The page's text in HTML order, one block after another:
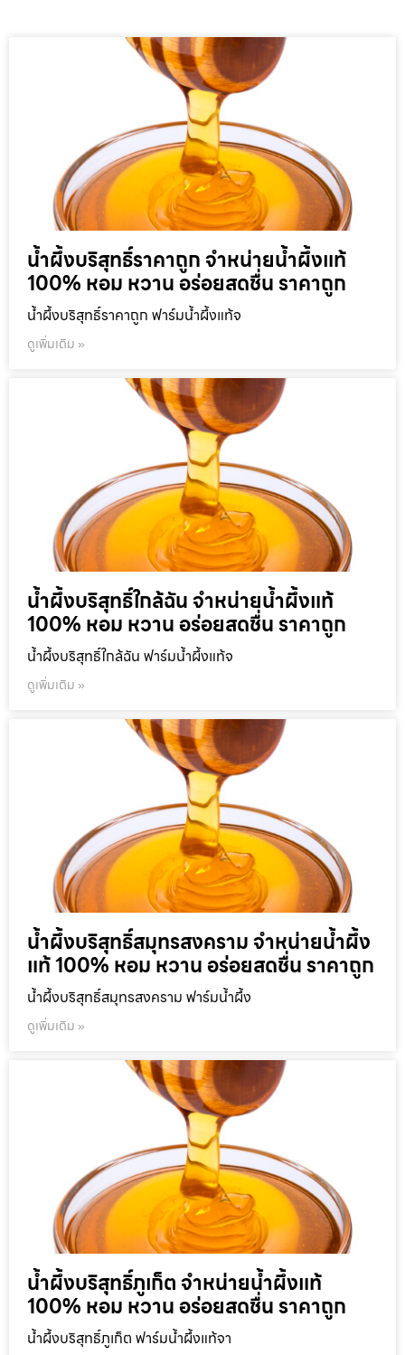
น้ำผึ้งบริสุทธิ์ราคาถูก จำหน่ายน้ำผึ้งแท้
100% หอม หวาน อร่อยสดชื่น ราคาถูก
น้ำผึ้งบริสุทธิ์ราคาถูก ฟาร์มน้ำผึ้งแท้จ
ดูเพิ่มเติม »
น้ำผึ้งบริสุทธิ์ใกล้ฉัน จำหน่ายน้ำผึ้งแท้
100% หอม หวาน อร่อยสดชื่น ราคาถูก
น้ำผึ้งบริสุทธิ์ใกล้ฉัน ฟาร์มน้ำผึ้งแท้จ
ดูเพิ่มเติม »
น้ำผึ้งบริสุทธิ์สมุทรสงคราม จำหน่ายน้ำผึ้ง
แท้ 100% หอม หวาน อร่อยสดชื่น ราคาถูก
น้ำผึ้งบริสุทธิ์สมุทรสงคราม ฟาร์มน้ำผึ้ง
ดูเพิ่มเติม »
น้ำผึ้งบริสุทธิ์ภูเก็ต จำหน่ายน้ำผึ้งแท้
100% หอม หวาน อร่อยสดชื่น ราคาถูก
น้ำผึ้งบริสุทธิ์ภูเก็ต ฟาร์มน้ำผึ้งแท้จา